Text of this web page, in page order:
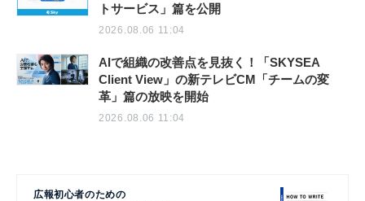
トサービス」篇を公開
2026.08.06 11:04
AIで組織の改善点を見抜く！「SKYSEA
Client View」の新テレビCM「チームの変
革」篇の放映を開始
2026.08.06 11:04
広報初心者のための